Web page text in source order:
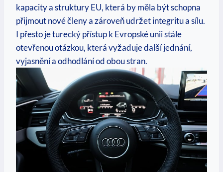
kapacity a struktury EU, která by měla být schopna
přijmout nové členy a zároveň udržet integritu a sílu.
I přesto je turecký přístup k Evropské unii stále
otevřenou otázkou, která vyžaduje další jednání,
vyjasnění a odhodlání od obou stran.